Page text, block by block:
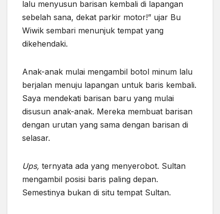
lalu menyusun barisan kembali di lapangan
sebelah sana, dekat parkir motor!” ujar Bu
Wiwik sembari menunjuk tempat yang
dikehendaki.
Anak-anak mulai mengambil botol minum lalu
berjalan menuju lapangan untuk baris kembali.
Saya mendekati barisan baru yang mulai
disusun anak-anak. Mereka membuat barisan
dengan urutan yang sama dengan barisan di
selasar.
Ups, ternyata ada yang menyerobot. Sultan
mengambil posisi baris paling depan.
Semestinya bukan di situ tempat Sultan.